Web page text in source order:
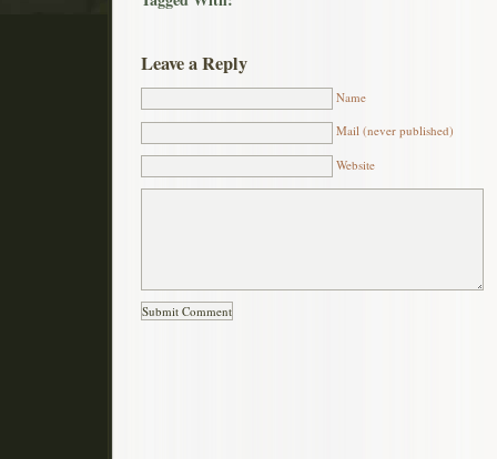
Leave a Reply
Name
Mail (never published)
Website